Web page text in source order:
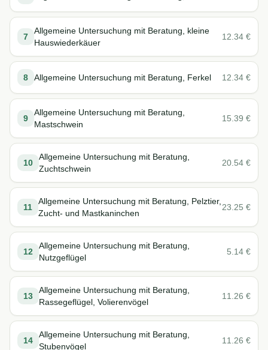
7
Allgemeine Untersuchung mit Beratung, kleine
Hauswiederkäuer
12.34 €
8 Allgemeine Untersuchung mit Beratung, Ferkel 12.34 €
9
Allgemeine Untersuchung mit Beratung,
Mastschwein
15.39 €
10
Allgemeine Untersuchung mit Beratung,
Zuchtschwein
20.54 €
11
Allgemeine Untersuchung mit Beratung, Pelztier,
Zucht- und Mastkaninchen
23.25 €
12
Allgemeine Untersuchung mit Beratung,
Nutzgeflügel
5.14 €
13
Allgemeine Untersuchung mit Beratung,
Rassegeflügel, Volierenvögel
11.26 €
14
Allgemeine Untersuchung mit Beratung,
Stubenvögel
11.26 €